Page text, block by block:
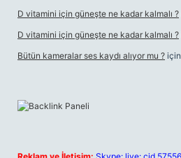
D vitamini için güneşte ne kadar kalmalı ?
D vitamini için güneşte ne kadar kalmalı ?
Bütün kameralar ses kaydı alıyor mu ? için